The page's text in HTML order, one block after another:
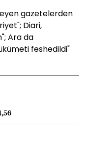
gazetelerden
Diari,
Ara da
feshedildi"